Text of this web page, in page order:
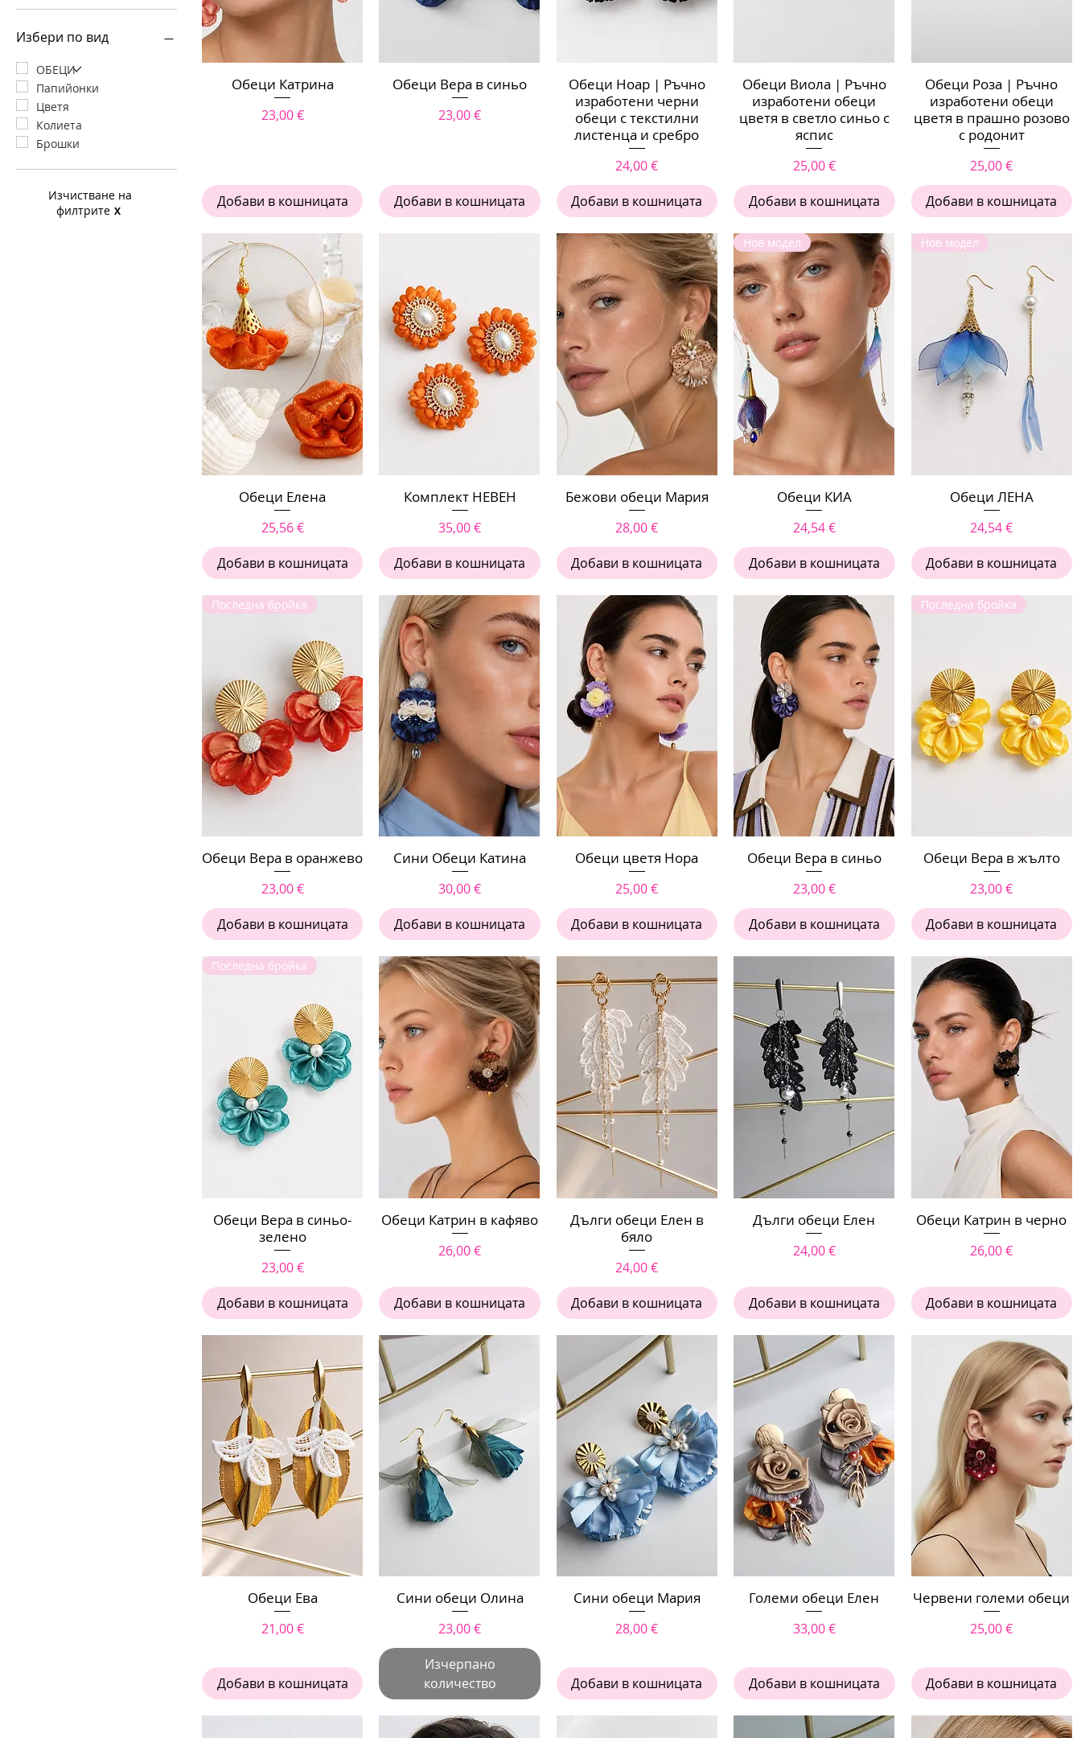
Розов цвят
Сив цвят
Оранжев цвят
Черен цвят
Кафяв цвят
Зелен цвят
Син цвят
Златист цвят
Виолетов цвят
Избери по вид
ОБЕЦИ
Папийонки
Цветя
Колиета
Брошки
Изчистване на
филтрите X
Бърз преглед
Обеци Катрина
Цена
23,00 €
Добави в кошницата
Бърз преглед
Обеци Вера в синьо
Цена
23,00 €
Добави в кошницата
Бърз преглед
Обеци Ноар | Ръчно
изработени черни
обеци с текстилни
листенца и сребро
Цена
24,00 €
Добави в кошницата
Бърз преглед
Обеци Виола | Ръчно
изработени обеци
цветя в светло синьо с
яспис
Цена
25,00 €
Добави в кошницата
Бърз преглед
Обеци Роза | Ръчно
изработени обеци
цветя в прашно розово
с родонит
Цена
25,00 €
Добави в кошницата
Бърз преглед
Обеци Елена
Цена
25,56 €
Добави в кошницата
Бърз преглед
Комплект НЕВЕН
Цена
35,00 €
Добави в кошницата
Бърз преглед
Бежови обеци Мария
Цена
28,00 €
Добави в кошницата
Бърз преглед
Нов модел
Обеци КИА
Цена
24,54 €
Добави в кошницата
Бърз преглед
Нов модел
Обеци ЛЕНА
Цена
24,54 €
Добави в кошницата
Бърз преглед
Последна бройка
Обеци Вера в оранжево
Цена
23,00 €
Добави в кошницата
Бърз преглед
Сини Обеци Катина
Цена
30,00 €
Добави в кошницата
Бърз преглед
Обеци цветя Нора
Цена
25,00 €
Добави в кошницата
Бърз преглед
Обеци Вера в синьо
Цена
23,00 €
Добави в кошницата
Бърз преглед
Последна бройка
Обеци Вера в жълто
Цена
23,00 €
Добави в кошницата
Бърз преглед
Последна бройка
Обеци Вера в синьо-
зелено
Цена
23,00 €
Добави в кошницата
Бърз преглед
Обеци Катрин в кафяво
Цена
26,00 €
Добави в кошницата
Бърз преглед
Дълги обеци Елен в
бяло
Цена
24,00 €
Добави в кошницата
Бърз преглед
Дълги обеци Елен
Цена
24,00 €
Добави в кошницата
Бърз преглед
Обеци Катрин в черно
Цена
26,00 €
Добави в кошницата
Бърз преглед
Обеци Ева
Цена
21,00 €
Добави в кошницата
Бърз преглед
Сини обеци Олина
Цена
23,00 €
Изчерпано
количество
Бърз преглед
Сини обеци Мария
Цена
28,00 €
Добави в кошницата
Бърз преглед
Големи обеци Елен
Цена
33,00 €
Добави в кошницата
Бърз преглед
Червени големи обеци
Цена
25,00 €
Добави в кошницата